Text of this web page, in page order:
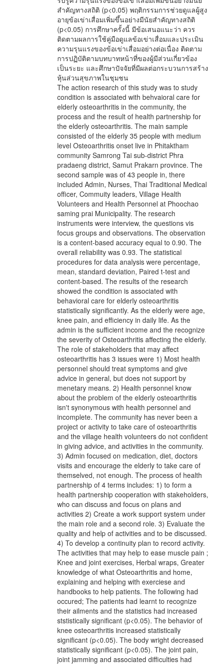
สำคัญทางสถิติ (p<0.05) พฤติกรรมการช่วยดูแลผู้สูง
อายุข้อเข่าเสื่อมเพิ่มขึ้นอย่างมีนัยสำคัญทางสถิติ
(p<0.05) การศึกษาครั้งนี้ มีข้อเสนอแนะว่า ควร
ติดตามผลการใช้คู่มือดูแลข้อเข่าเสื่อมและประเมิน
ความรุนแรงของข้อเข่าเสื่อมอย่างต่อเนื่อง ติดตาม
การปฏิบัติตามบทบาทหน้าที่ของผู้มีส่วนเกี่ยวข้อง
เป็นระยะ และศึกษาปัจจัยที่มีผลต่อกระบวนการสร้าง
หุ้นส่วนสุขภาพในชุมชน
The action research of this study was to study
condition is associated with behvaioral care for
elderly osteoarthritis in the community, the
process and the result of health partnership for
the elderly osteoarthritis. The main sample
consisted of the elderly 35 people with medium
level Osteoarthritis onset live in Phitaktham
community Samrong Tai sub-district Phra
pradaeng district, Samut Prakarn province. The
second sample was of 43 people in, there
included Admin, Nurses, Thai Traditional Medical
officer, Commuity leaders, Village Health
Volunteers and Health Personnel at Phoochao
saming prai Municipality. The research
instruments were interview, the questions vis
focus groups and observations. The observation
is a content-based accuracy equal to 0.90. The
overall reliability was 0.93. The statistical
procedures for data analysis were percentage,
mean, standard deviation, Paired t-test and
content-based. The results of the research
showed the condition is associated with
behavioral care for elderly osteoarthritis
statistically significantly. As the elderly were age,
knee pain, and efficiency in daily life. As the
admin is the sufficient income and the recognize
the severity of Osteoarthritis affecting the elderly.
The role of stakeholders that may affect
osteoarthritis has 3 issues were 1) Most health
personnel should treat symptoms and give
advice in general, but does not support by
menetary means. 2) Health personnel know
about the problem of the elderly osteoarthritis
isn't synonymous with health personnel and
incomplete. The community has never been a
project or activity to take care of osteoarthritis
and the village health volunteers do not confident
in giving advice, and activities in the community.
3) Admin focused on medication, diet, doctors
visits and encourage the elderly to take care of
themselved, not enough. The process of health
partnership of 4 terms includes: 1) to form a
health partnership cooperation with stakeholders,
who can discuss and focus on plans and
activities 2) Create a work support system under
the main role and a second role. 3) Evaluate the
quality and help of activities and to be discussed.
4) To develop a continuity plan to record activity.
The activities that may help to ease muscle pain ;
Knee and joint exercises, Herbal wraps, Greater
knowledge of what Osteoarthritis and home,
explaining and helping with exerciese and
handbooks to help patients. The following had
occured; The patients had learnt to recognize
their ailments and the statistics had increased
ststistically significant (p<0.05). The behavior of
knee osteoarthritis increased statistically
significant (p<0.05). The body wright decreased
statistically significant (p<0.05). The joint pain,
joint jamming and associated difficulties had